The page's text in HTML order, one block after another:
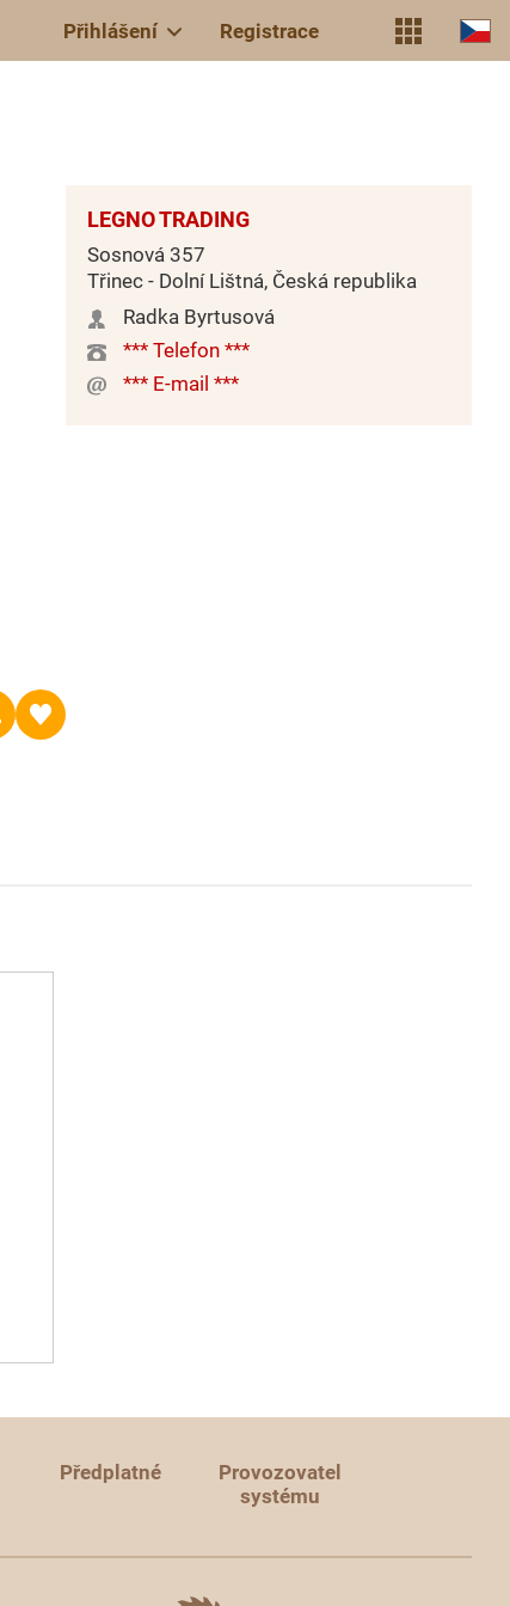
Přihlášení Registrace
LEGNO TRADING
Sosnová 357
Třinec - Dolní Lištná, Česká republika
Radka Byrtusová
*** Telefon ***
*** E-mail ***
Předplatné
Provozovatel
systému